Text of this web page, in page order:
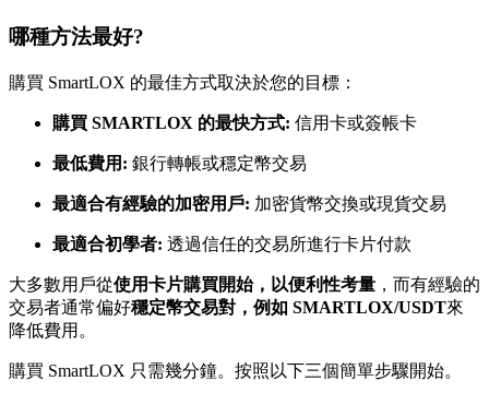
與頂尖交易專家同行
成為跟單交易員
坐享盈利分成和跟單分傭
哪種方法最好?
購買 SmartLOX 的最佳方式取決於您的目標：
購買 SMARTLOX 的最快方式: 信用卡或簽帳卡
最低費用: 銀行轉帳或穩定幣交易
最適合有經驗的加密用戶: 加密貨幣交換或現貨交易
最適合初學者: 透過信任的交易所進行卡片付款
大多數用戶從使用卡片購買開始，以便利性考量 ，而有經驗的
交易者通常偏好穩定幣交易對，例如 SMARTLOX/USDT來
降低費用。
購買 SmartLOX 只需幾分鐘。按照以下三個簡單步驟開始。